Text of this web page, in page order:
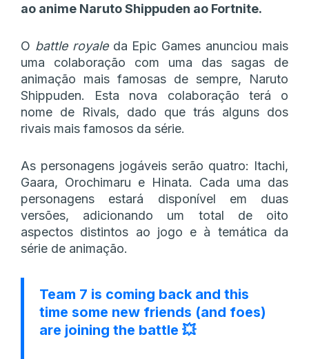
ao anime Naruto Shippuden ao Fortnite.
O battle royaleda Epic Games anunciou mais
uma colaboração com uma das sagas de
animação mais famosas de sempre, Naruto
Shippuden. Esta nova colaboração terá o
nome de Rivals, dado que trás alguns dos
rivais mais famosos da série.
As personagens jogáveis serão quatro: Itachi,
Gaara, Orochimaru e Hinata. Cada uma das
personagens estará disponível em duas
versões, adicionando um total de oito
aspectos distintos ao jogo e à temática da
série de animação.
Team 7 is coming back and this
time some new friends (and foes)
are joining the battle 💥